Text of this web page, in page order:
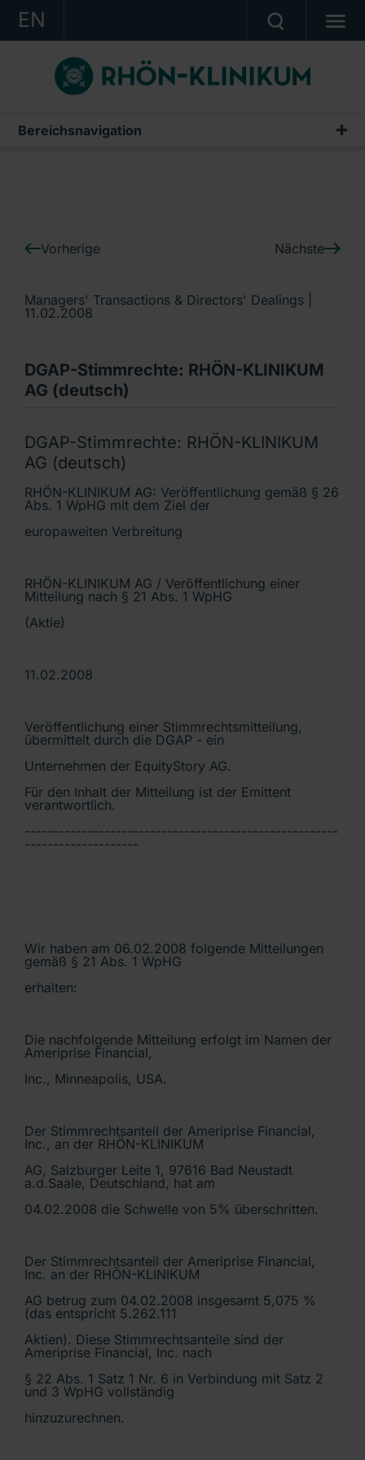
EN
KONZERN
KLINIKEN
KARRIERE
Ein Unternehmen der RHÖN-KLINIKUM AG
Bereichsnavigation
IR-News
Vorherige Nächste
Managers' Transactions & Directors' Dealings |
11.02.2008
DGAP-Stimmrechte: RHÖN-KLINIKUM
AG (deutsch)
DGAP-Stimmrechte: RHÖN-KLINIKUM
AG (deutsch)
RHÖN-KLINIKUM AG: Veröffentlichung gemäß § 26
Abs. 1 WpHG mit dem Ziel der
europaweiten Verbreitung
RHÖN-KLINIKUM AG / Veröffentlichung einer
Mitteilung nach § 21 Abs. 1 WpHG
(Aktie)
11.02.2008
Veröffentlichung einer Stimmrechtsmitteilung,
übermittelt durch die DGAP - ein
Unternehmen der EquityStory AG.
Für den Inhalt der Mitteilung ist der Emittent
verantwortlich.
-------------------------------------------------------
--------------------
Wir haben am 06.02.2008 folgende Mitteilungen
gemäß § 21 Abs. 1 WpHG
erhalten:
Die nachfolgende Mitteilung erfolgt im Namen der
Ameriprise Financial,
Inc., Minneapolis, USA.
Der Stimmrechtsanteil der Ameriprise Financial,
Inc., an der RHÖN-KLINIKUM
AG, Salzburger Leite 1, 97616 Bad Neustadt
a.d.Saale, Deutschland, hat am
04.02.2008 die Schwelle von 5% überschritten.
Der Stimmrechtsanteil der Ameriprise Financial,
Inc. an der RHÖN-KLINIKUM
AG betrug zum 04.02.2008 insgesamt 5,075 %
(das entspricht 5.262.111
Aktien). Diese Stimmrechtsanteile sind der
Ameriprise Financial, Inc. nach
§ 22 Abs. 1 Satz 1 Nr. 6 in Verbindung mit Satz 2
und 3 WpHG vollständig
hinzuzurechnen.